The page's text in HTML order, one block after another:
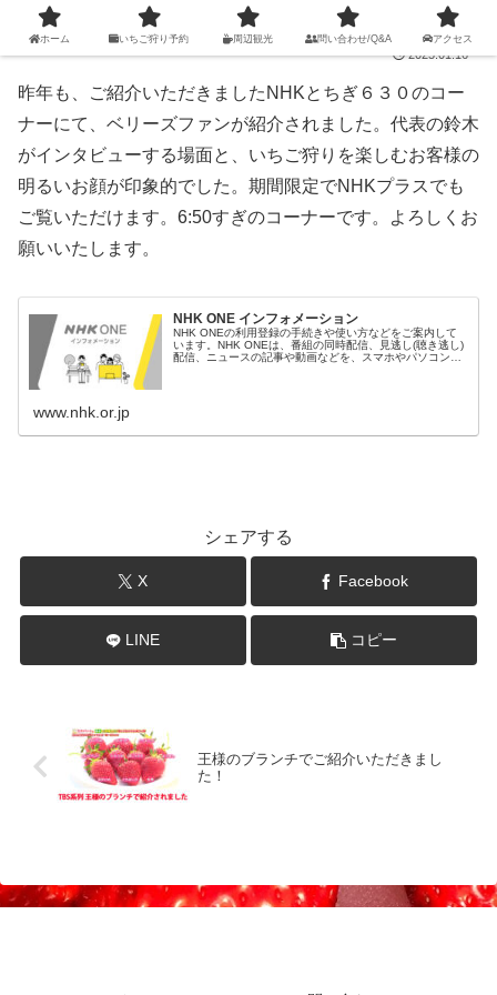
2025.01.16
昨年も、ご紹介いただきましたNHKとちぎ６３０のコー
ナーにて、ベリーズファンが紹介されました。代表の鈴木
がインタビューする場面と、いちご狩りを楽しむお客様の
明るいお顔が印象的でした。期間限定でNHKプラスでも
ご覧いただけます。6:50すぎのコーナーです。よろしくお
願いいたします。
NHK ONE インフォメーション
NHK ONEの利用登録の手続きや使い方などをご案内して
います。NHK ONEは、番組の同時配信、見逃し(聴き逃し)
配信、ニュースの記事や動画などを、スマホやパソコン、
www.nhk.or.jp
シェアする
X Facebook
LINE コピー
王様のブランチでご紹介いただきまし
た！
ホーム いちご狩り予約 周辺観光 問い合わせ/Q&A アクセス